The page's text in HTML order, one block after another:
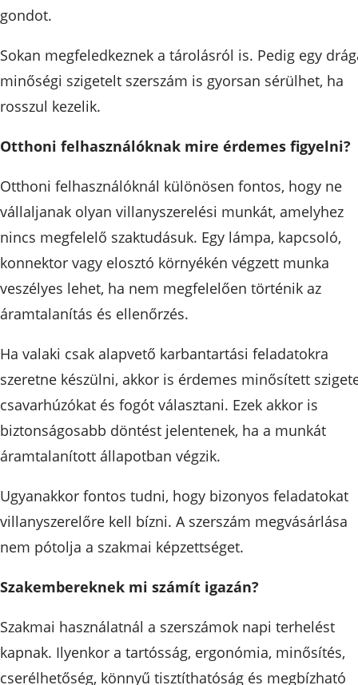
gondot.
Sokan megfeledkeznek a tárolásról is. Pedig egy
minőségi szigetelt szerszám is gyorsan sérülhet, ha
rosszul kezelik.
Otthoni felhasználóknak mire érdemes figyelni?
Otthoni felhasználóknál különösen fontos, hogy ne
vállaljanak olyan villanyszerelési munkát, amelyhez
nincs megfelelő szaktudásuk. Egy lámpa, kapcsoló,
konnektor vagy elosztó környékén végzett munka
veszélyes lehet, ha nem megfelelően történik az
áramtalanítás és ellenőrzés.
Ha valaki csak alapvető karbantartási feladatokra
szeretne készülni, akkor is érdemes minősített
csavarhúzókat és fogót választani. Ezek akkor is
biztonságosabb döntést jelentenek, ha a munkát
áramtalanított állapotban végzik.
Ugyanakkor fontos tudni, hogy bizonyos feladatokat
villanyszerelőre kell bízni. A szerszám megvásárlása
nem pótolja a szakmai képzettséget.
Szakembereknek mi számít igazán?
Szakmai használatnál a szerszámok napi terhelést
kapnak. Ilyenkor a tartósság, ergonómia, minősítés,
cserélhetőség, könnyű tisztíthatóság és megbízható